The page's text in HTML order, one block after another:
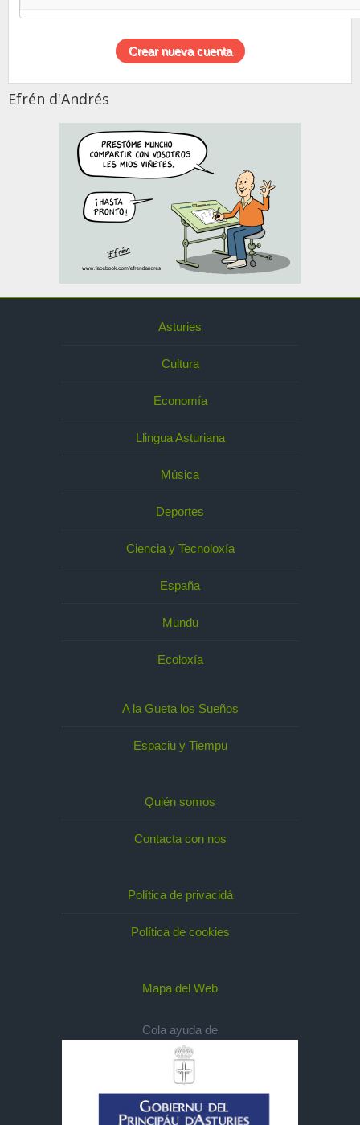
Efrén d'Andrés
Asturies
Cultura
Economía
Llingua Asturiana
Música
Deportes
Ciencia y Tecnoloxía
España
Mundu
Ecoloxía
A la Gueta los Sueños
Espaciu y Tiempu
Quién somos
Contacta con nos
Política de privacidá
Política de cookies
Mapa del Web
Cola ayuda de